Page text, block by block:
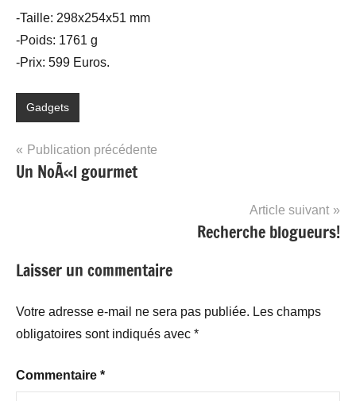
-Taille: 298x254x51 mm
-Poids: 1761 g
-Prix: 599 Euros.
Gadgets
Navigation
de
Publication précédente
Un NoÃ«l gourmet
Article suivant
Recherche blogueurs!
Laisser un commentaire
Votre adresse e-mail ne sera pas publiée. Les champs
obligatoires sont indiqués avec *
Commentaire *